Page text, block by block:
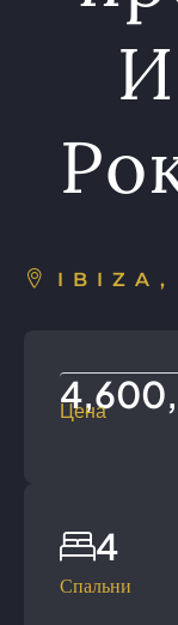
IBIZA,
Цена
Спальни
4